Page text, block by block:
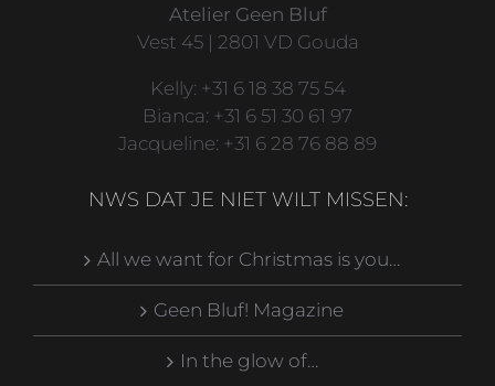
Atelier Geen Bluf
Vest 45 | 2801 VD Gouda
Kelly: +31 6 18 38 75 54
Bianca: +31 6 51 30 61 97
Jacqueline: +31 6 28 76 88 89
NWS DAT JE NIET WILT MISSEN:
All we want for Christmas is you…
Geen Bluf! Magazine
In the glow of…